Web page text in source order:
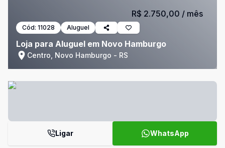
Cód: 11028 Aluguel
Loja para Aluguel em Novo Hamburgo
Centro, Novo Hamburgo - RS
R$ 2.750,00 / mês
Ligar WhatsApp